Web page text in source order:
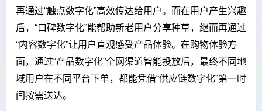
再通过“触点数字化”高效传达给用户。而在用户产生兴趣
后，“口碑数字化”能帮助新老用户分享种草，继而再通过
“内容数字化”让用户直观感受产品体验。在购物体验方
面，通过“产品数字化”全网渠道智能投放后，最终不同地
域用户在不同平台下单，都能凭借“供应链数字化”第一时
间按需送达。